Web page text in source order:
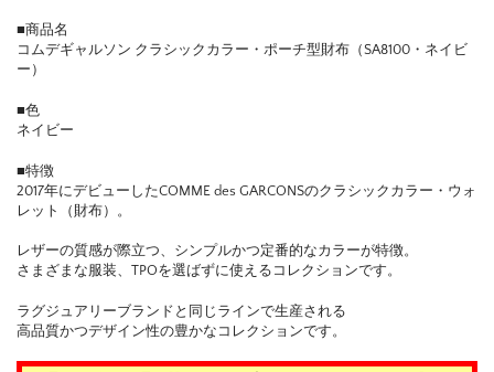
■商品名
コムデギャルソン クラシックカラー・ポーチ型財布（SA8100・ネイビ
ー）
■色
ネイビー
■特徴
2017年にデビューしたCOMME des GARCONSのクラシックカラー・ウォ
レット（財布）。
レザーの質感が際立つ、シンプルかつ定番的なカラーが特徴。
さまざまな服装、TPOを選ばずに使えるコレクションです。
ラグジュアリーブランドと同じラインで生産される
高品質かつデザイン性の豊かなコレクションです。